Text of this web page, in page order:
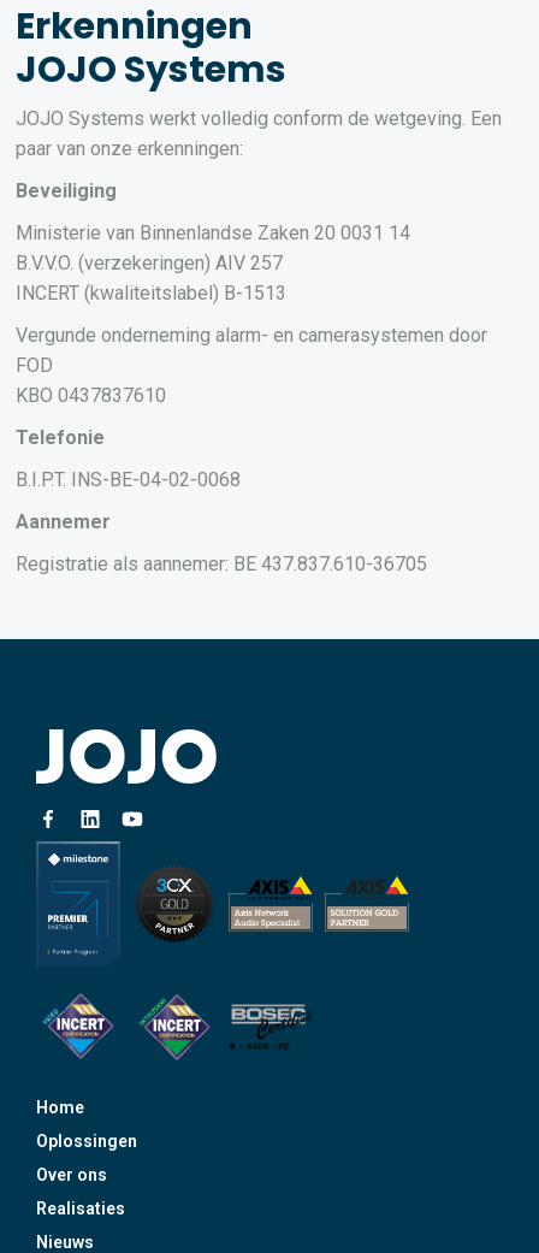
Erkenningen
JOJO Systems
JOJO Systems werkt volledig conform de wetgeving. Een
paar van onze erkenningen:
Beveiliging
Ministerie van Binnenlandse Zaken 20 0031 14
B.V.V.O. (verzekeringen) AIV 257
INCERT (kwaliteitslabel) B-1513
Vergunde onderneming alarm- en camerasystemen door
FOD
KBO 0437837610
Telefonie
B.I.P.T. INS-BE-04-02-0068
Aannemer
Registratie als aannemer: BE 437.837.610-36705
Home
Oplossingen
Over ons
Realisaties
Nieuws